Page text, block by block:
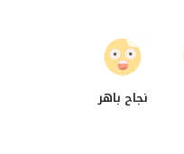
نجاح باهر